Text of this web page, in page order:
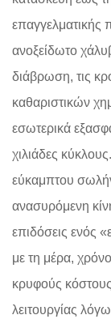
επαγγελματικής
ανοξείδωτο
διάβρωση, τις
καθαριστικών
εσωτερικά
χιλιάδες
εύκαμπτου
ανασυρόμενη
επιδόσεις ενός
με τη μέρα,
κρυφούς
λειτουργίας